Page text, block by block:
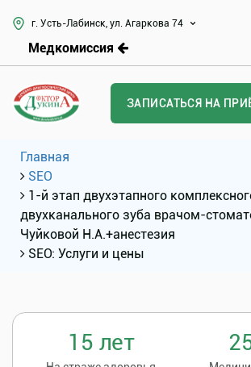
г. Усть-Лабинск, ул. Агаркова 74
Медкомиссия
ЗАПИСАТЬСЯ НА
Главная
SEO
1-й этап двухэтапного
двухканального зуба врачом-
Чуйковой Н.А.+анестезия
SEO: Услуги и цены
15 лет